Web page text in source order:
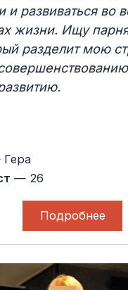
и развиваться во
жизни. Ищу
разделит мою
— 26
Подробнее